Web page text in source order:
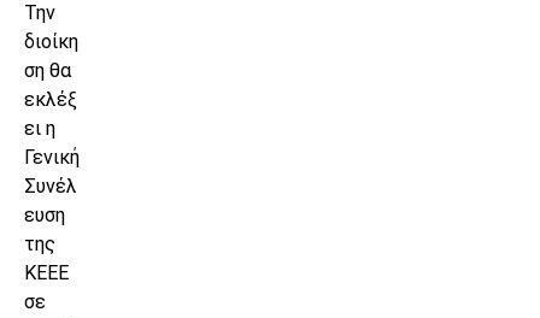
Την
διοίκη
ση θα
εκλέξ
ει η
Γενική
Συνέλ
ευση
της
ΚΕΕΕ
σε